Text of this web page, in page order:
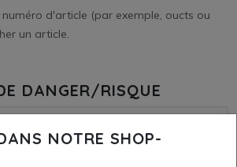
d'article (par exemple, oucts ou
un article.
DANGER/RISQUE
NOTRE SHOP-